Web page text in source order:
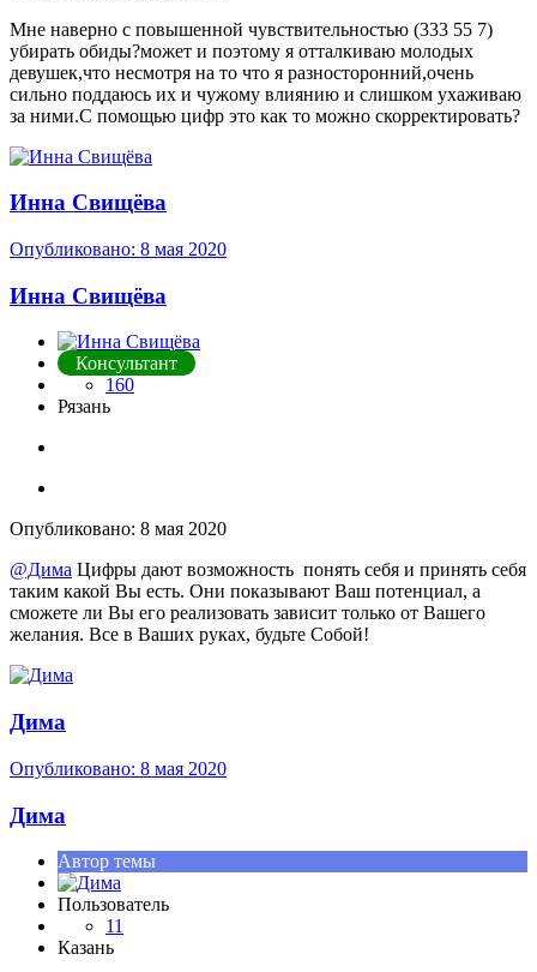
Мне наверно с повышенной чувствительностью (333 55 7)
убирать обиды?может и поэтому я отталкиваю молодых
девушек,что несмотря на то что я разносторонний,очень
сильно поддаюсь их и чужому влиянию и слишком ухаживаю
за ними.С помощью цифр это как то можно скорректировать?
Инна Свищёва
Опубликовано: 8 мая 2020
Инна Свищёва
Консультант
160
Рязань
Опубликовано: 8 мая 2020
@Дима Цифры дают возможность понять себя и принять себя
таким какой Вы есть. Они показывают Ваш потенциал, а
сможете ли Вы его реализовать зависит только от Вашего
желания. Все в Ваших руках, будьте Собой!
Дима
Опубликовано: 8 мая 2020
Дима
Автор темы
Пользователь
11
Казань